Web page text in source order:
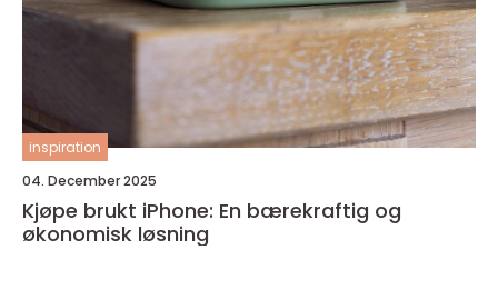
inspiration
04. December 2025
Kjøpe brukt iPhone: En bærekraftig og
økonomisk løsning